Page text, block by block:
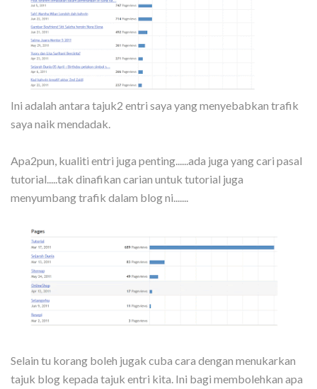
Ini adalah antara tajuk2 entri saya yang menyebabkan trafik
saya naik mendadak.
Apa2pun, kualiti entri juga penting......ada juga yang cari pasal
tutorial.....tak dinafikan carian untuk tutorial juga
menyumbang trafik dalam blog ni.......
Selain tu korang boleh jugak cuba cara dengan menukarkan
tajuk blog kepada tajuk entri kita. Ini bagi membolehkan apa